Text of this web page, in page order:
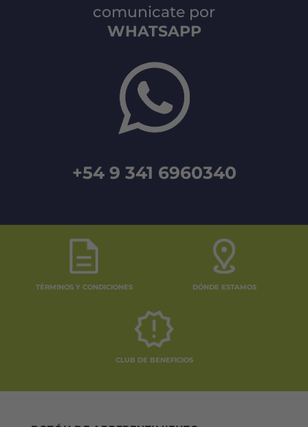
comunicate por
WHATSAPP
+54 9 341 6960340
TÉRMINOS Y CONDICIONES DÓNDE ESTAMOS
CLUB DE BENEFICIOS